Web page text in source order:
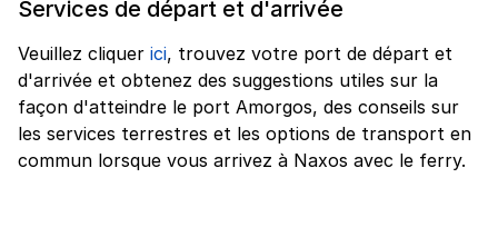
Services de départ et d'arrivée
Veuillez cliquer ici, trouvez votre port de départ et
d'arrivée et obtenez des suggestions utiles sur la
façon d'atteindre le port Amorgos, des conseils sur
les services terrestres et les options de transport en
commun lorsque vous arrivez à Naxos avec le ferry.